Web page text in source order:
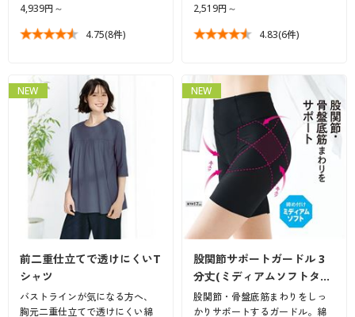
4,939円～
4.75(8件)
2,519円～
4.83(6件)
NEW
前二重仕立てで透けにくいT
シャツ
バストラインが気になる方へ、
胸元二重仕立てで透けにくい綿
NEW
股関節サポートガードル 3
分丈(ミディアムソフトタ…
股関節・骨盤底筋まわりをしっ
かりサポートするガードル。綿